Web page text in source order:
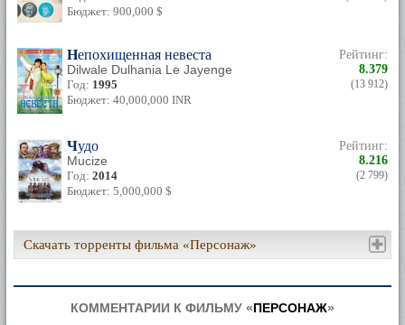
Бюджет: 900,000 $
Непохищенная невеста
Dilwale Dulhania Le Jayenge
Год: 1995
Бюджет: 40,000,000 INR
Рейтинг:
8.379
(13 912)
Чудо
Mucize
Год: 2014
Бюджет: 5,000,000 $
Рейтинг:
8.216
(2 799)
Скачать торренты фильма «Персонаж»
КОММЕНТАРИИ К ФИЛЬМУ «ПЕРСОНАЖ»